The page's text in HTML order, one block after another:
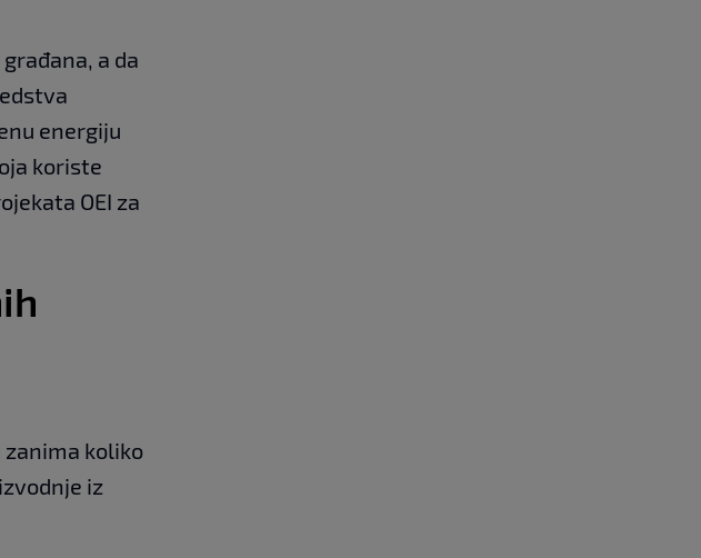
a da
energiju
koriste
OEI za
zanima koliko
iz